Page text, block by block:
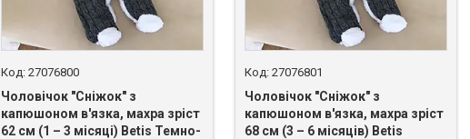
27076800
Чоловічок "Сніжок" з
капюшоном в'язка, махра зріст
62 см (1 – 3 місяці) Betis Темно-
27076801
Чоловічок "Сніжок" з
капюшоном в'язка, махра зріст
68 см (3 – 6 місяців) Betis